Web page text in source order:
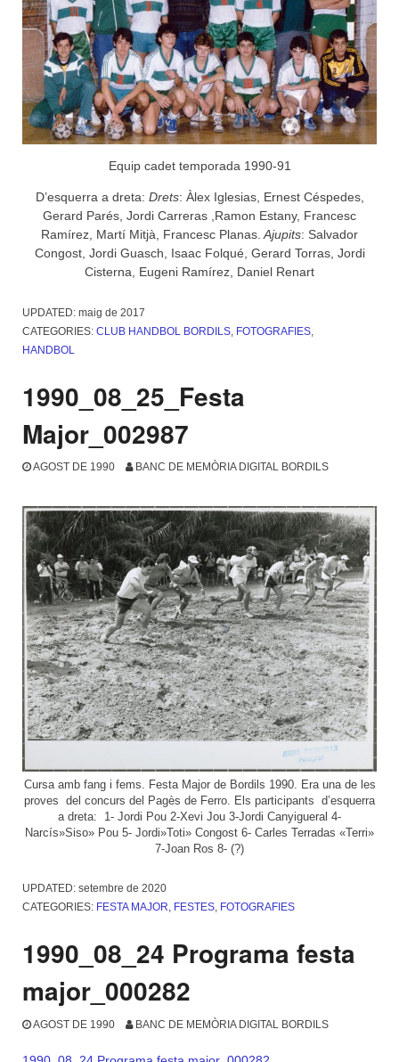
Equip cadet temporada 1990-91
D’esquerra a dreta: Drets: Àlex Iglesias, Ernest Céspedes,
Gerard Parés, Jordi Carreras ,Ramon Estany, Francesc
Ramírez, Martí Mitjà, Francesc Planas. Ajupits: Salvador
Congost, Jordi Guasch, Isaac Folqué, Gerard Torras, Jordi
Cisterna, Eugeni Ramírez, Daniel Renart
UPDATED: maig de 2017
CATEGORIES: CLUB HANDBOL BORDILS, FOTOGRAFIES,
HANDBOL
1990_08_25_Festa
Major_002987
AGOST DE 1990 BANC DE MEMÒRIA DIGITAL BORDILS
Cursa amb fang i fems. Festa Major de Bordils 1990. Era una de les
proves del concurs del Pagès de Ferro. Els participants d’esquerra
a dreta: 1- Jordi Pou 2-Xevi Jou 3-Jordi Canyigueral 4-
Narcís»Siso» Pou 5- Jordi»Toti» Congost 6- Carles Terradas «Terri»
7-Joan Ros 8- (?)
UPDATED: setembre de 2020
CATEGORIES: FESTA MAJOR, FESTES, FOTOGRAFIES
1990_08_24 Programa festa
major_000282
AGOST DE 1990 BANC DE MEMÒRIA DIGITAL BORDILS